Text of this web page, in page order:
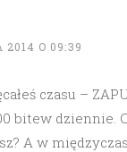
2014 O 09:39
czasu –
bitew dziennie.
A w